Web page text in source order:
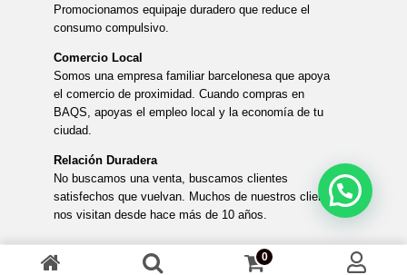
Promocionamos equipaje duradero que reduce el
consumo compulsivo.
Comercio Local
Somos una empresa familiar barcelonesa que apoya
el comercio de proximidad. Cuando compras en
BAQS, apoyas el empleo local y la economía de tu
ciudad.
Relación Duradera
No buscamos una venta, buscamos clientes
satisfechos que vuelvan. Muchos de nuestros clientes
nos visitan desde hace más de 10 años.
0